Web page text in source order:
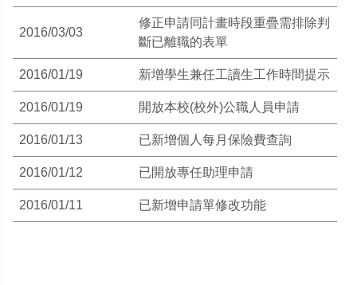
2016/03/03
修正申請同計畫時段重疊需排除判
斷已離職的表單
2016/01/19 新增學生兼任工讀生工作時間提示
2016/01/19 開放本校(校外)公職人員申請
2016/01/13 已新增個人每月保險費查詢
2016/01/12 已開放專任助理申請
2016/01/11 已新增申請單修改功能